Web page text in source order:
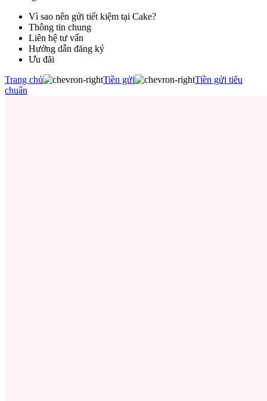
Vì sao nên gửi tiết kiệm tại Cake?
Thông tin chung
Liên hệ tư vấn
Hướng dẫn đăng ký
Ưu đãi
Trang chủ
Tiền gửi
Tiền gửi tiêu
chuẩn